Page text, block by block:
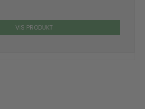
VIS PRODUKT